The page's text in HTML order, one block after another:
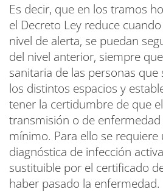
Es decir, que en los tramos
el Decreto Ley reduce
nivel de alerta, se puedan
del nivel anterior, siempre
sanitaria de las personas
los distintos espacios y
tener la certidumbre de que
transmisión o de enfermedad
mínimo. Para ello se requiere
diagnóstica de infección
sustituible por el certificado
haber pasado la enfermedad.